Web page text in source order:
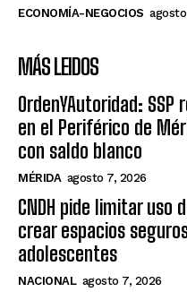
ECONOMÍA-NEGOCIOS
MÁS LEIDOS
OrdenYAutoridad:
en el Periférico de
con saldo blanco
MÉRIDA agosto 7, 2026
CNDH pide limitar uso
crear espacios
adolescentes
NACIONAL agosto 7, 2026